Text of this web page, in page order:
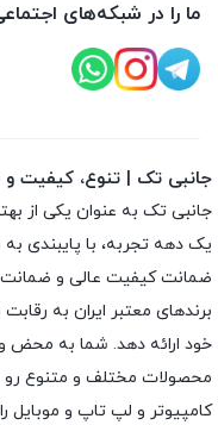
ما را در شبکه‌های
جانبی تک | تنوع، کیفیت
جانبی تک به عنوان یکی از
یک دهه تجربه، با پایبندی
ضمانت کیفیت عالی و ضمانت
برندهای معتبر ایران به
خود ارائه دهد. شما به محض
محصولات مختلف و متنوع رو
کامپیوتر و لپ تاپ و موبایل